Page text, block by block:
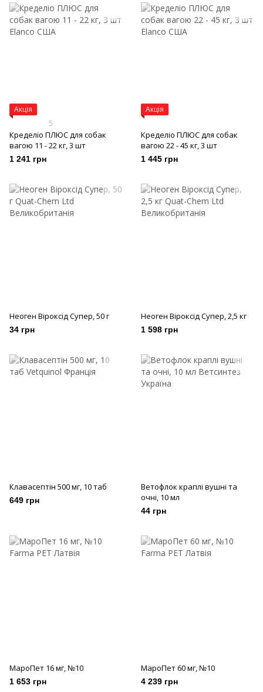
Акція
5
Кределіо ПЛЮС для собак
вагою 11 - 22 кг, 3 шт
1 241 грн
Акція
Кределіо ПЛЮС для собак
вагою 22 - 45 кг, 3 шт
1 445 грн
Неоген Віроксід Супер, 50 г
34 грн
Неоген Віроксід Супер, 2,5 кг
1 598 грн
Клавасептін 500 мг, 10 таб
649 грн
Ветофлок краплі вушні та
очні, 10 мл
44 грн
МароПет 16 мг, №10
1 653 грн
МароПет 60 мг, №10
4 239 грн